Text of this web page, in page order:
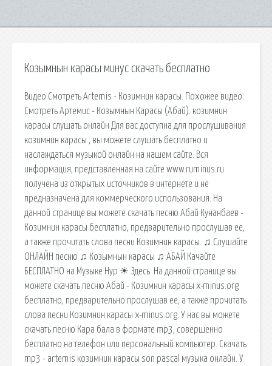
Козымнын карасы минус скачать бесплатно
Видео Смотреть Artemis - Козимнин карасы. Похожее видео:
Смотреть Артемис - Козымнын Карасы (Абай). козимнин
карасы слушать онлайн Для вас доступна для прослушивания
козимнин карасы , вы можете слушать бесплатно и
наслаждаться музыкой онлайн на нашем сайте. Вся
информация, представленная на сайте www.ruminus.ru
получена из открытых источников в интернете и не
предназначена для коммерческого использования. На
данной странице вы можете скачать песню Абай Кунанбаев -
Козимнин карасы бесплатно, предварительно прослушав ее,
а также прочитать слова песни Козимнин карасы. ♫ Слушайте
ОНЛАЙН песню ♫ Козымнын карасы ♫ АБАЙ Качайте
БЕСПЛАТНО на Музыке Нур ☀ Здесь. На данной странице вы
можете скачать песню Абай - Козимнин карасы x-minus.org
бесплатно, предварительно прослушав ее, а также прочитать
слова песни Козимнин карасы x-minus.org. У нас вы можете
скачать песню Кара бала в формате mp3, совершенно
бесплатно на телефон или персональный компьютер. Скачать
mp3 - artemis козимнин карасы son pascal музыка онлайн. У